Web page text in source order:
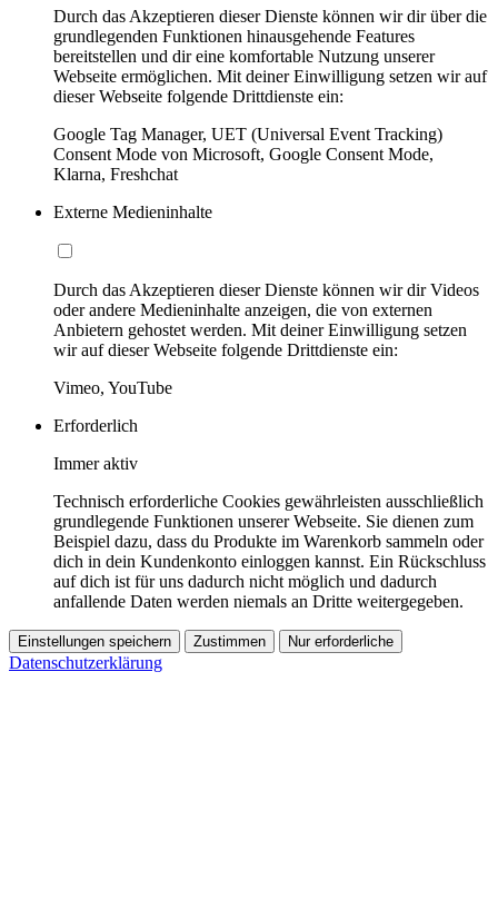
Durch das Akzeptieren dieser Dienste können wir dir über die
grundlegenden Funktionen hinausgehende Features
bereitstellen und dir eine komfortable Nutzung unserer
Webseite ermöglichen. Mit deiner Einwilligung setzen wir auf
dieser Webseite folgende Drittdienste ein:
Google Tag Manager, UET (Universal Event Tracking)
Consent Mode von Microsoft, Google Consent Mode,
Klarna, Freshchat
Externe Medieninhalte
Durch das Akzeptieren dieser Dienste können wir dir Videos
oder andere Medieninhalte anzeigen, die von externen
Anbietern gehostet werden. Mit deiner Einwilligung setzen
wir auf dieser Webseite folgende Drittdienste ein:
Vimeo, YouTube
Erforderlich
Immer aktiv
Technisch erforderliche Cookies gewährleisten ausschließlich
grundlegende Funktionen unserer Webseite. Sie dienen zum
Beispiel dazu, dass du Produkte im Warenkorb sammeln oder
dich in dein Kundenkonto einloggen kannst. Ein Rückschluss
auf dich ist für uns dadurch nicht möglich und dadurch
anfallende Daten werden niemals an Dritte weitergegeben.
Einstellungen speichern Zustimmen Nur erforderliche
Datenschutzerklärung